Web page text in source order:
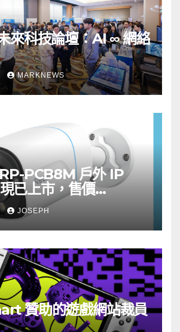
來科技論壇：AI ∞ 網絡
MARKNEWS
PCB8M 戶外 IP
已上市，售價
JOSEPH
贊助的遊戲網站裁員